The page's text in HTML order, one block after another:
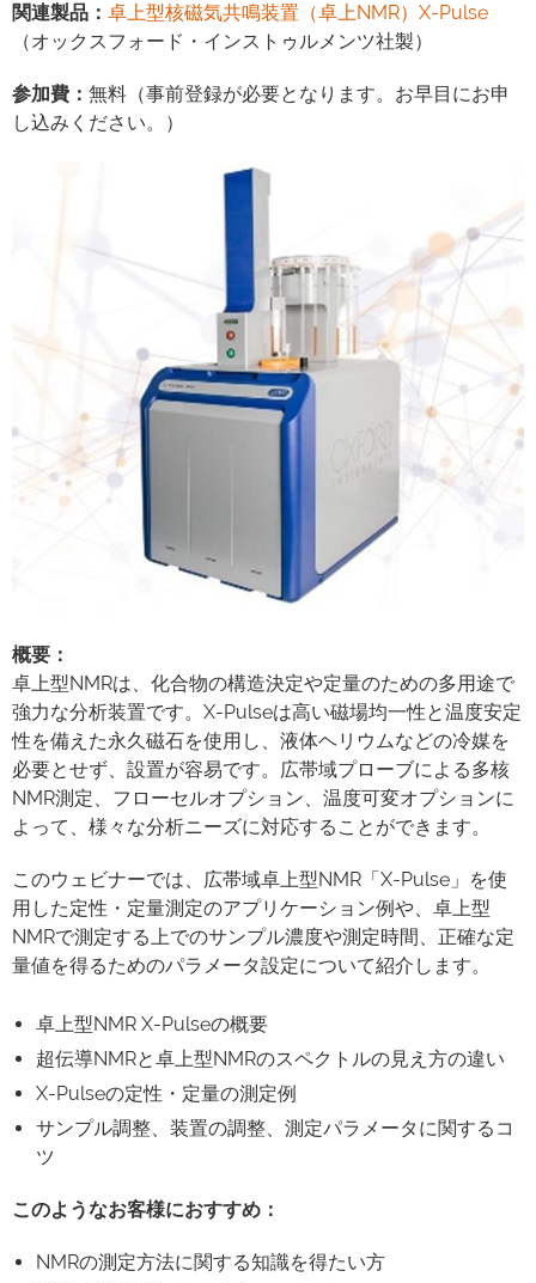
関連製品： 卓上型核磁気共鳴装置（卓上NMR）X-Pulse
（オックスフォード・インストゥルメンツ社製）
参加費： 無料（事前登録が必要となります。お早目にお申
し込みください。）
概要：
卓上型NMRは、化合物の構造決定や定量のための多用途で
強力な分析装置です。X-Pulseは高い磁場均一性と温度安定
性を備えた永久磁石を使用し、液体ヘリウムなどの冷媒を
必要とせず、設置が容易です。広帯域プローブによる多核
NMR測定、フローセルオプション、温度可変オプションに
よって、様々な分析ニーズに対応することができます。
このウェビナーでは、広帯域卓上型NMR「X-Pulse」を使
用した定性・定量測定のアプリケーション例や、卓上型
NMRで測定する上でのサンプル濃度や測定時間、正確な定
量値を得るためのパラメータ設定について紹介します。
卓上型NMR X-Pulseの概要
超伝導NMRと卓上型NMRのスペクトルの見え方の違い
X-Pulseの定性・定量の測定例
サンプル調整、装置の調整、測定パラメータに関するコ
ツ
このようなお客様におすすめ：
NMRの測定方法に関する知識を得たい方